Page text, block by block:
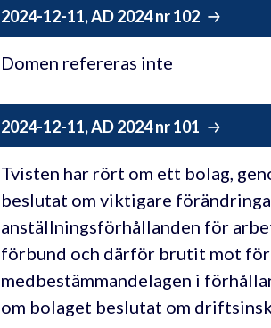
2024-12-11, AD 2024 nr 102
Domen refereras inte
2024-12-11, AD 2024 nr 101
Tvisten har rört om ett bolag,
beslutat om viktigare
anställningsförhållanden för
förbund och därför brutit mot
medbestämmandelagen i
om bolaget beslutat om